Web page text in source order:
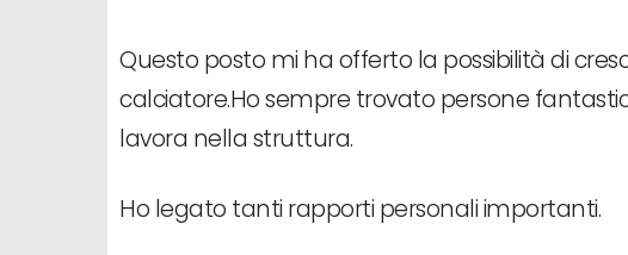
Questo posto mi ha offerto la possibilità di
calciatore.Ho sempre trovato persone
lavora nella struttura.
Ho legato tanti rapporti personali importanti.